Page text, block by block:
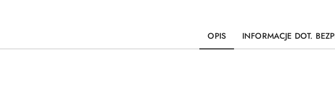
OPIS INFORMACJE DOT.